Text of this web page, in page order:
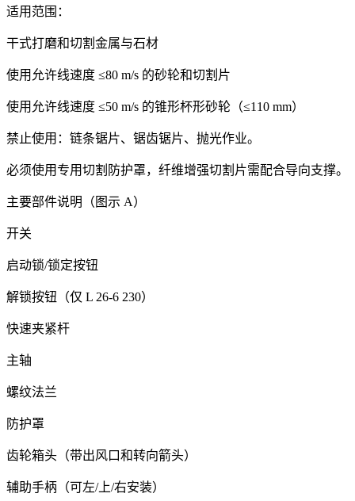
适用范围：
干式打磨和切割金属与石材
使用允许线速度 ≤80 m/s 的砂轮和切割片
使用允许线速度 ≤50 m/s 的锥形杯形砂轮（≤110 mm）
禁止使用：链条锯片、锯齿锯片、抛光作业。
必须使用专用切割防护罩，纤维增强切割片需配合导向支撑。
主要部件说明（图示 A）
开关
启动锁/锁定按钮
解锁按钮（仅 L 26-6 230）
快速夹紧杆
主轴
螺纹法兰
防护罩
齿轮箱头（带出风口和转向箭头）
辅助手柄（可左/上/右安装）